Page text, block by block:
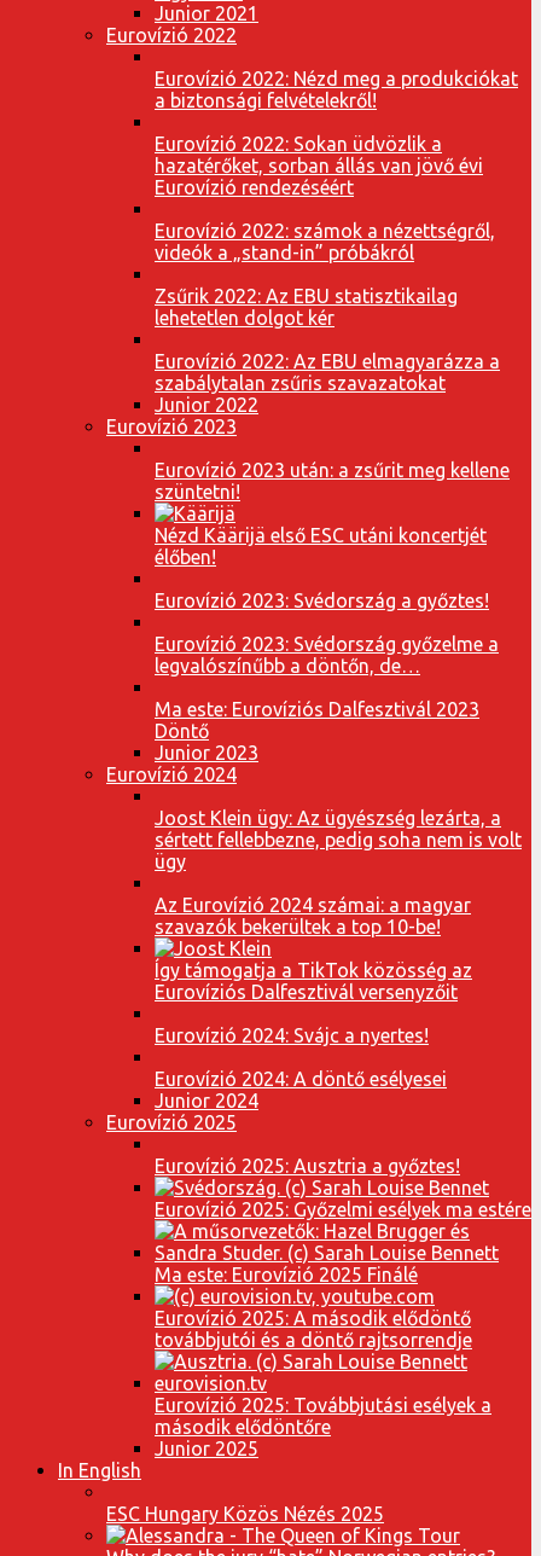
Junior 2021
Eurovízió 2022
Eurovízió 2022: Nézd meg a produkciókat
a biztonsági felvételekről!
Eurovízió 2022: Sokan üdvözlik a
hazatérőket, sorban állás van jövő évi
Eurovízió rendezéséért
Eurovízió 2022: számok a nézettségről,
videók a „stand-in” próbákról
Zsűrik 2022: Az EBU statisztikailag
lehetetlen dolgot kér
Eurovízió 2022: Az EBU elmagyarázza a
szabálytalan zsűris szavazatokat
Junior 2022
Eurovízió 2023
Eurovízió 2023 után: a zsűrit meg kellene
szüntetni!
Nézd Käärijä első ESC utáni koncertjét
élőben!
Eurovízió 2023: Svédország a győztes!
Eurovízió 2023: Svédország győzelme a
legvalószínűbb a döntőn, de…
Ma este: Eurovíziós Dalfesztivál 2023
Döntő
Junior 2023
Eurovízió 2024
Joost Klein ügy: Az ügyészség lezárta, a
sértett fellebbezne, pedig soha nem is volt
ügy
Az Eurovízió 2024 számai: a magyar
szavazók bekerültek a top 10-be!
Így támogatja a TikTok közösség az
Eurovíziós Dalfesztivál versenyzőit
Eurovízió 2024: Svájc a nyertes!
Eurovízió 2024: A döntő esélyesei
Junior 2024
Eurovízió 2025
Eurovízió 2025: Ausztria a győztes!
Eurovízió 2025: Győzelmi esélyek ma estére
Ma este: Eurovízió 2025 Finálé
Eurovízió 2025: A második elődöntő
továbbjutói és a döntő rajtsorrendje
Eurovízió 2025: Továbbjutási esélyek a
második elődöntőre
Junior 2025
In English
ESC Hungary Közös Nézés 2025